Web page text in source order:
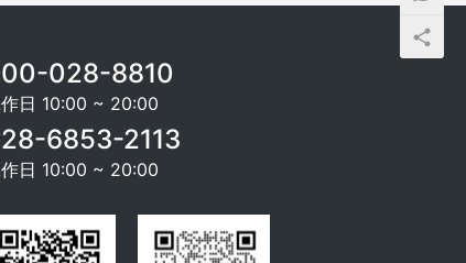
028-8810
日 10:00 ~ 20:00
6853-2113
日 10:00 ~ 20:00